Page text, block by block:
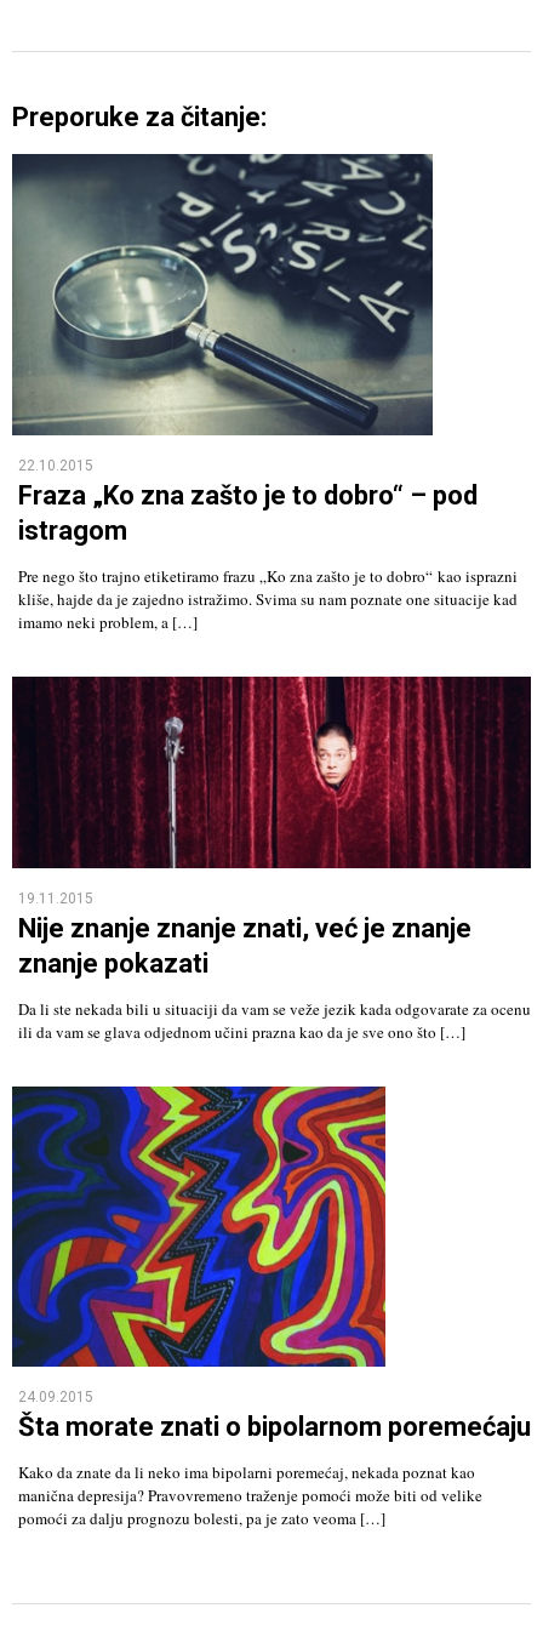
Preporuke za čitanje:
22.10.2015
Fraza „Ko zna zašto je to dobro“ – pod
istragom
Pre nego što trajno etiketiramo frazu „Ko zna zašto je to dobro“ kao isprazni
kliše, hajde da je zajedno istražimo. Svima su nam poznate one situacije kad
imamo neki problem, a […]
19.11.2015
Nije znanje znanje znati, već je znanje
znanje pokazati
Da li ste nekada bili u situaciji da vam se veže jezik kada odgovarate za ocenu
ili da vam se glava odjednom učini prazna kao da je sve ono što […]
24.09.2015
Šta morate znati o bipolarnom poremećaju
Kako da znate da li neko ima bipolarni poremećaj, nekada poznat kao
manična depresija? Pravovremeno traženje pomoći može biti od velike
pomoći za dalju prognozu bolesti, pa je zato veoma […]